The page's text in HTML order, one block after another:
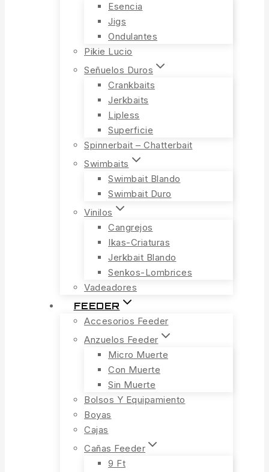
Esencia
Jigs
Ondulantes
Pikie Lucio
Señuelos Duros
Crankbaits
Jerkbaits
Lipless
Superficie
Spinnerbait – Chatterbait
Swimbaits
Swimbait Blando
Swimbait Duro
Vinilos
Cangrejos
Ikas-Criaturas
Jerkbait Blando
Senkos-Lombrices
Vadeadores
FEEDER
Accesorios Feeder
Anzuelos Feeder
Micro Muerte
Con Muerte
Sin Muerte
Bolsos Y Equipamiento
Boyas
Cajas
Cañas Feeder
9 Ft